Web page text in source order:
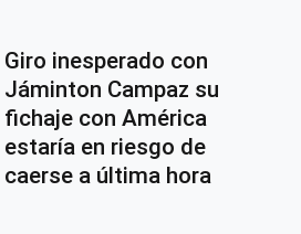
Giro inesperado con
Jáminton Campaz su
fichaje con América
estaría en riesgo de
caerse a última hora